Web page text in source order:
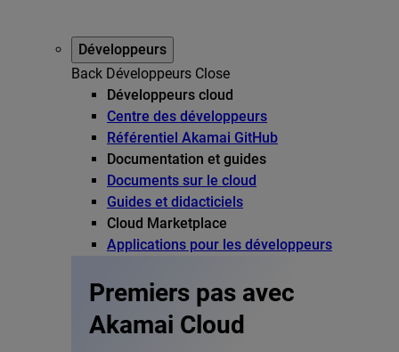
Développeurs
Back Développeurs Close
Développeurs cloud
Centre des développeurs
Référentiel Akamai GitHub
Documentation et guides
Documents sur le cloud
Guides et didacticiels
Cloud Marketplace
Applications pour les développeurs
Premiers pas avec
Akamai Cloud